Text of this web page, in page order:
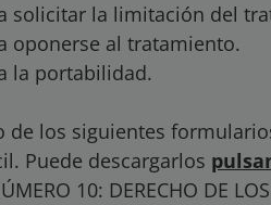
solicitar la limitación del
oponerse al tratamiento.
la portabilidad.
de los siguientes
Puede descargarlos
10: DERECHO DE